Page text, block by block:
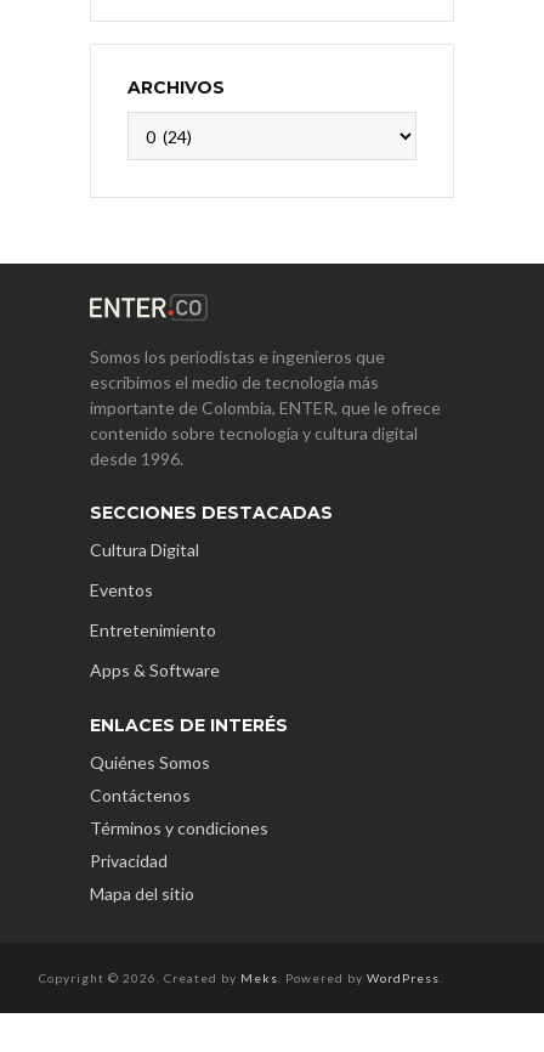
ARCHIVOS
Somos los periodistas e ingenieros que
escribimos el medio de tecnología más
importante de Colombia, ENTER, que le ofrece
contenido sobre tecnología y cultura digital
desde 1996.
SECCIONES DESTACADAS
Cultura Digital
Eventos
Entretenimiento
Apps & Software
ENLACES DE INTERÉS
Quiénes Somos
Contáctenos
Términos y condiciones
Privacidad
Mapa del sitio
Copyright © 2026. Created by Meks . Powered by WordPress